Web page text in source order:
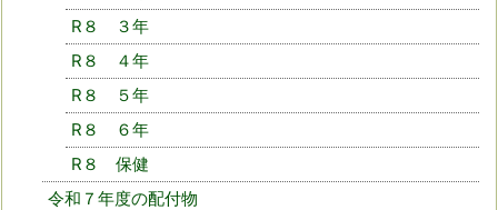
R８ ３年
R８ ４年
R８ ５年
R８ ６年
R８ 保健
令和７年度の配付物